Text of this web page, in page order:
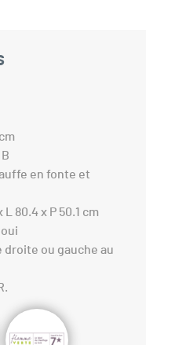
en fonte et
L 80.4 x P 50.1 cm
droite ou gauche au